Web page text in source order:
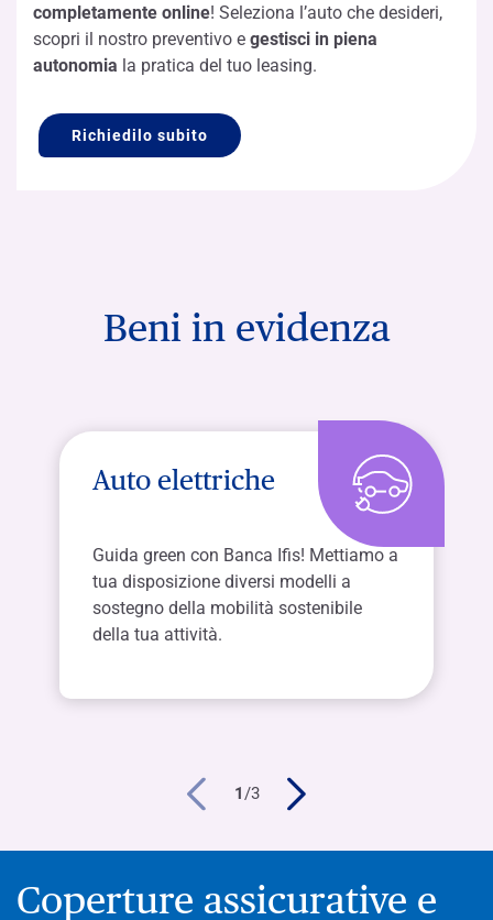
completamente online! Seleziona l’auto che desideri,
scopri il nostro preventivo e gestisci in piena
autonomia la pratica del tuo leasing.
Richiedilo subito
Beni in evidenza
Auto elettriche
Guida green con Banca Ifis! Mettiamo a
tua disposizione diversi modelli a
sostegno della mobilità sostenibile
della tua attività.
1/3
Coperture assicurative e